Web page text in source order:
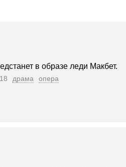
в образе леди Макбет.
драма опера